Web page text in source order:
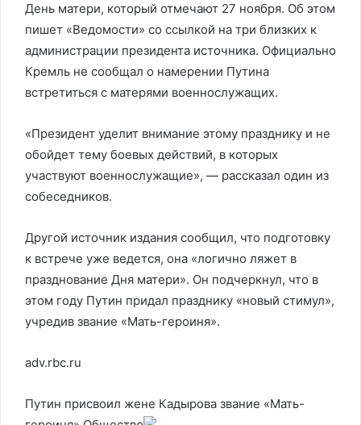
День матери, который отмечают 27 ноября. Об этом
пишет «Ведомости» со ссылкой на три близких к
администрации президента источника. Официально
Кремль не сообщал о намерении Путина
встретиться с матерями военнослужащих.
«Президент уделит внимание этому празднику и не
обойдет тему боевых действий, в которых
участвуют военнослужащие», — рассказал один из
собеседников.
Другой источник издания сообщил, что подготовку
к встрече уже ведется, она «логично ляжет в
празднование Дня матери». Он подчеркнул, что в
этом году Путин придал празднику «новый стимул»,
учредив звание «Мать-героиня».
adv.rbc.ru
Путин присвоил жене Кадырова звание «Мать-